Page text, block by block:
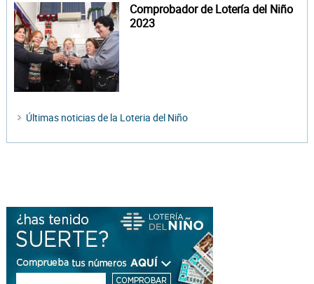
Comprobador de Lotería del Niño
2023
Últimas noticias de la Loteria del Niño